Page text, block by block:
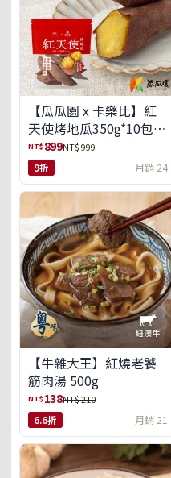
【瓜瓜園 x 卡樂比】紅
天使烤地瓜350g*10包
(免運組)
NT$ 899NT$ 999
9折 月銷 24
【牛雜大王】紅燒老饕
筋肉湯 500g
NT$ 138NT$ 210
6.6折 月銷 21